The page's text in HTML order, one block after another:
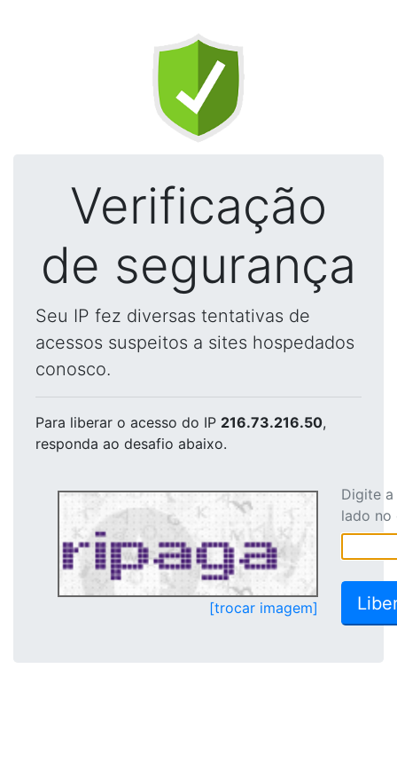
Verificação
de segurança
Seu IP fez diversas tentativas de
acessos suspeitos a sites hospedados
conosco.
Para liberar o acesso do IP 216.73.216.50,
responda ao desafio abaixo.
[trocar imagem]
Digite
lado no